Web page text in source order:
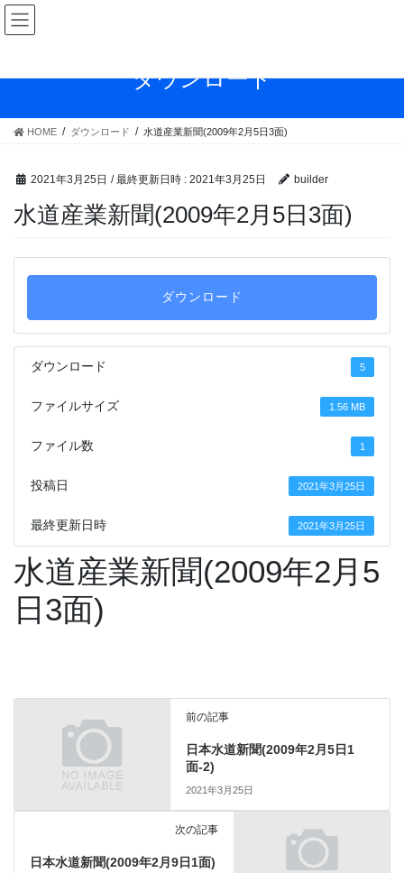
コ
ン
ス
ナ
ビ
ン
ダウンロード
HOME ダウンロード 水道産業新聞(2009年2月5日3面)
2021年3月25日 / 最終更新日時 : 2021年3月25日 builder
水道産業新聞(2009年2月5日3面)
ダウンロード
ダウンロード 5
ファイルサイズ 1.56 MB
ファイル数 1
投稿日 2021年3月25日
最終更新日時 2021年3月25日
水道産業新聞(2009年2月5
日3面)
前の記事
日本水道新聞(2009年2月5日1
面-2)
2021年3月25日
次の記事
日本水道新聞(2009年2月9日1面)